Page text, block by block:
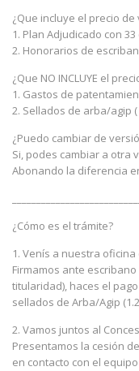
¿Que incluye el precio de
1. Plan Adjudicado con
2. Honorarios de
¿Que NO INCLUYE el
1. Gastos de
2. Sellados de arba/agip
¿Puedo cambiar de
Si, podes cambiar a otra
Abonando la diferencia
¿Cómo es el trámite?
1. Venís a nuestra
Firmamos ante
titularidad), haces el
sellados de Arba/Agip
2. Vamos juntos al
Presentamos la cesión
en contacto con el